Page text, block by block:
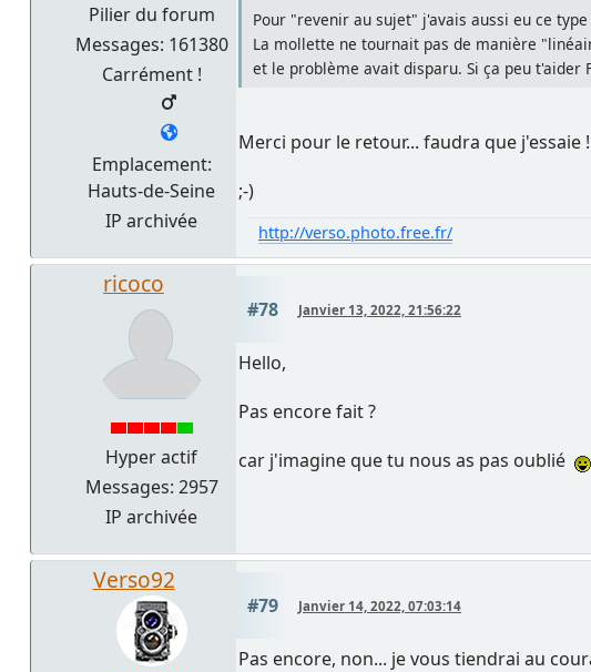
Pilier du forum
Messages: 161380
Carrément !
Emplacement:
Hauts-de-Seine
IP archivée
Pour "revenir au sujet" j'avais aussi eu ce
La mollette ne tournait pas de manière
et le problème avait disparu. Si ça peu t'aider
Merci pour le retour... faudra que j'essaie !
;-)
http://verso.photo.free.fr/
ricoco
Hyper actif
Messages: 2957
IP archivée
#78 Janvier 13, 2022, 21:56:22
Hello,
Pas encore fait ?
car j'imagine que tu nous as pas oublié
Verso92
#79 Janvier 14, 2022, 07:03:14
Pas encore, non... je vous tiendrai au